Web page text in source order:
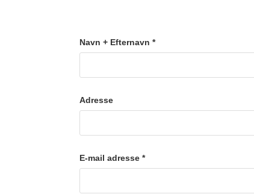
Navn + Efternavn *
Adresse
E-mail adresse *